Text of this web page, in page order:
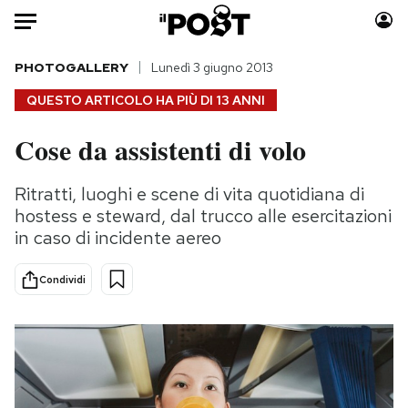
Auto
HOME
Italia
Politica
Tecnologia
Scienza
Economia
Moda
Consumismi
Altrecose
Mondiali calcio 2026
QUESTO ARTICOLO HA PIÙ DI 13 ANNI
PHOTOGALLERY Lunedì 3 giugno 2013
Cose da assistenti di volo
Ritratti, luoghi e scene di vita quotidiana di
hostess e steward, dal trucco alle esercitazioni
in caso di incidente aereo
Condividi